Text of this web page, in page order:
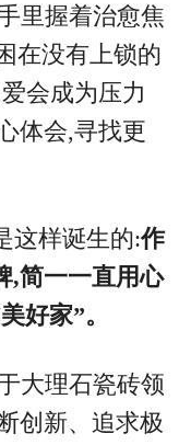
里握着治愈焦
在没有上锁的
会成为压力
体会,寻找更
这样诞生的:作
,简一一直用心
好家”。
大理石瓷砖领
创新、追求极